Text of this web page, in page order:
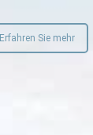
Erfahren Sie mehr